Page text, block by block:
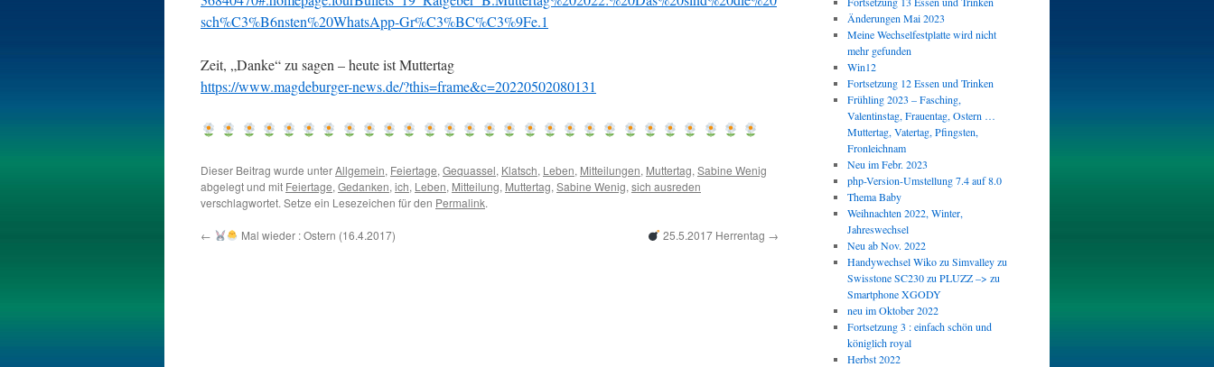
sch%C3%B6nsten%20WhatsApp-Gr%C3%BC%C3%9Fe.1
Zeit, „Danke“ zu sagen – heute ist Muttertag
https://www.magdeburger-news.de/?this=frame&c=20220502080131
Dieser Beitrag wurde unterAllgemein, Feiertage, Gequassel, Klatsch, Leben, Mitteilungen, Muttertag, Sabine Wenig
abgelegt und mit Feiertage, Gedanken, ich, Leben, Mitteilung, Muttertag, Sabine Wenig, sich ausreden
verschlagwortet. Setze ein Lesezeichen für den Permalink.
← Mal wieder : Ostern (16.4.2017) 25.5.2017 Herrentag →
Änderungen Mai 2023
Meine Wechselfestplatte wird nicht
mehr gefunden
Win12
Fortsetzung 12 Essen und Trinken
Frühling 2023 – Fasching,
Valentinstag, Frauentag, Ostern …
Muttertag, Vatertag, Pfingsten,
Fronleichnam
Neu im Febr. 2023
php-Version-Umstellung 7.4 auf 8.0
Thema Baby
Weihnachten 2022, Winter,
Jahreswechsel
Neu ab Nov. 2022
Handywechsel Wiko zu Simvalley zu
Swisstone SC230 zu PLUZZ –> zu
Smartphone XGODY
neu im Oktober 2022
Fortsetzung 3 : einfach schön und
königlich royal
Herbst 2022